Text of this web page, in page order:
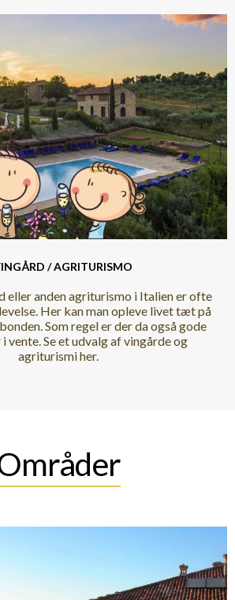
/ AGRITURISMO
eller anden agriturismo i Italien er ofte
Her kan man opleve livet tæt på
Som regel er der da også gode
vente. Se et udvalg af vingårde og
agriturismi her.